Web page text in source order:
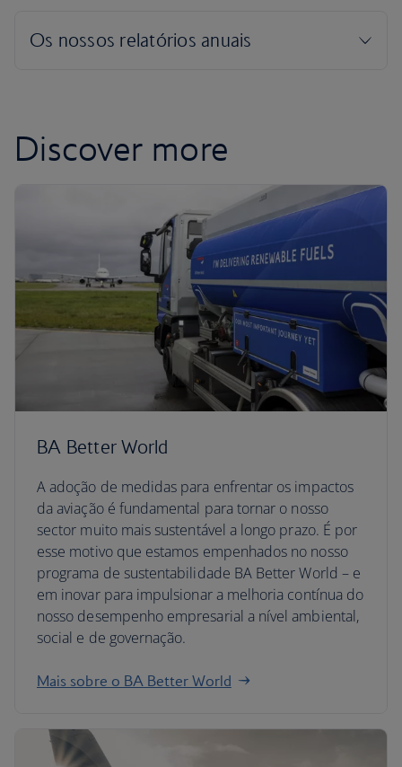
Discover more
BA Better World
A adoção de medidas para enfrentar os impactos
da aviação é fundamental para tornar o nosso
sector muito mais sustentável a longo prazo. É por
esse motivo que estamos empenhados no nosso
programa de sustentabilidade BA Better World – e
em inovar para impulsionar a melhoria contínua do
nosso desempenho empresarial a nível ambiental,
social e de governação.
Mais sobre o BA Better World